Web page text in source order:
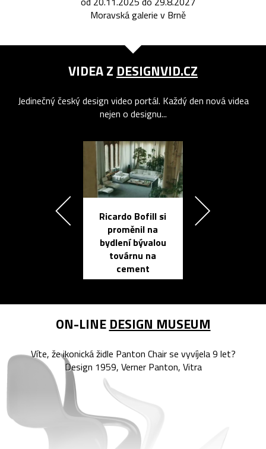
Moravská galerie v Brně
VIDEA Z DESIGNVID.CZ
Jedinečný český design video portál. Každý den nová videa
nejen o designu...
Ricardo Bofill si
proměnil na
bydlení bývalou
továrnu na
cement
ON-LINE DESIGN MUSEUM
Víte, že ikonická židle Panton Chair se vyvíjela 9 let?
Design 1959, Verner Panton, Vitra